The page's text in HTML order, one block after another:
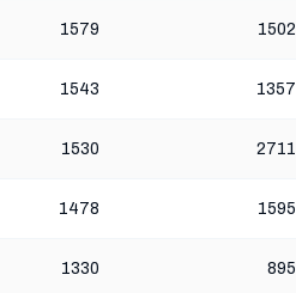
1579 1502
1543 1357
1530 2711
1478 1595
1330 895